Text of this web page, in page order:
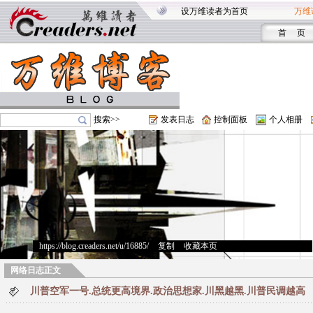
设万维读者为首页 万维
首 页
搜索>> 发表日志 控制面板 个人相册
https://blog.creaders.net/u/16885/> 复制 收藏本页
网络日志正文
川普空军一号.总统更高境界.政治思想家.川黑越黑.川普民调越高